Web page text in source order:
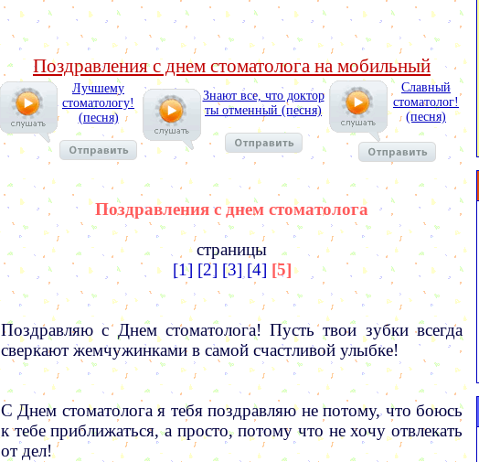
Поздравления с днем стоматолога на мобильный
Лучшему
стоматологу!
(песня)
Знают все, что доктор
ты отменный (песня)
Славный
стоматолог!
(песня)
Поздравления с днем стоматолога
страницы
[1] [2] [3] [4] [5]
Поздравляю с Днем стоматолога! Пусть твои зубки всегда
сверкают жемчужинками в самой счастливой улыбке!
С Днем стоматолога я тебя поздравляю не потому, что боюсь
к тебе приближаться, а просто, потому что не хочу отвлекать
от дел!